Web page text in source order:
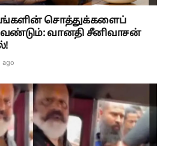
சொத்துக்களைப்
வானதி சீனிவாசன்
ago